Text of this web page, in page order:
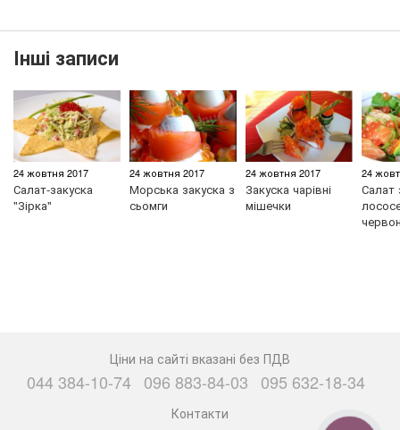
Інші записи
24 жовтня 2017
Салат-закуска
"Зірка"
24 жовтня 2017
Морська закуска з
сьомги
24 жовтня 2017
Закуска чарівні
мішечки
24
Салат
Ціни на сайті вказані без ПДВ
044 384-10-74 096 883-84-03 095 632-18-34
Контакти